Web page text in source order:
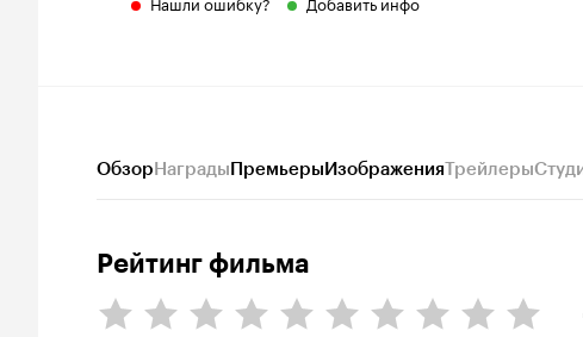
ОбзорНаградыПремьерыИзображенияТрейлеры
Рейтинг фильма